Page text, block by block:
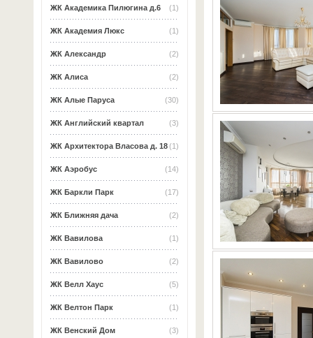
(1)
ЖК Академика Пилюгина д.6
(1)
ЖК Академия Люкс
(2)
ЖК Александр
(2)
ЖК Алиса
(30)
ЖК Алые Паруса
(3)
ЖК Английский квартал
(1)
ЖК Архитектора Власова д. 18
(14)
ЖК Аэробус
(17)
ЖК Баркли Парк
(2)
ЖК Ближняя дача
(1)
ЖК Вавилова
(2)
ЖК Вавилово
(5)
ЖК Велл Хаус
(1)
ЖК Велтон Парк
(3)
ЖК Венский Дом